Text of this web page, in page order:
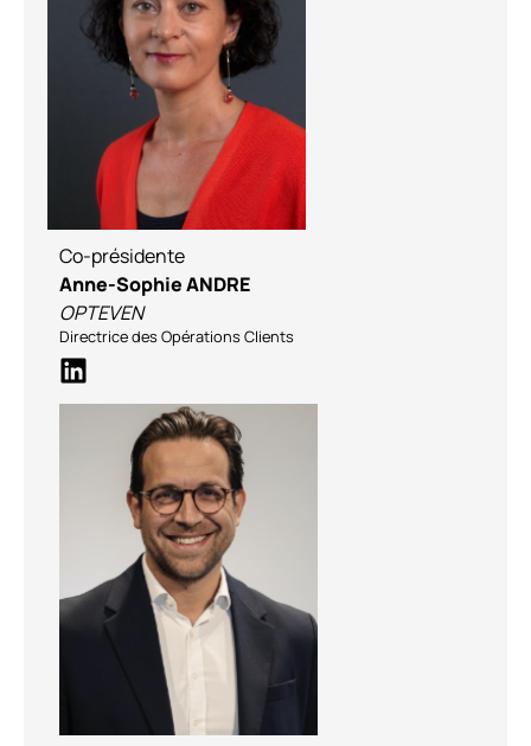
Co-présidente
Anne-Sophie ANDRE
OPTEVEN
Directrice des Opérations Clients